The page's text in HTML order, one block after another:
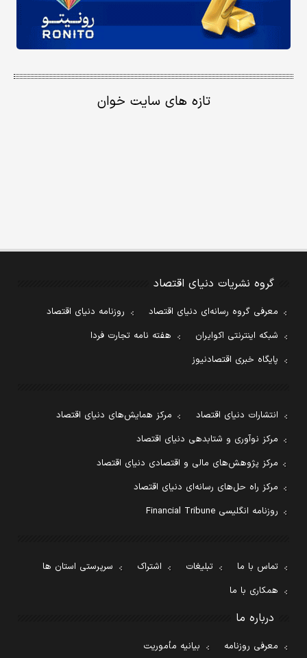
تازه های سایت خوان
گروه نشریات دنیای اقتصاد
معرفی گروه رسانه‌ای دنیای اقتصاد
روزنامه دنیای اقتصاد
شبکه اینترنتی اکوایران
هفته نامه تجارت فردا
پایگاه خبری اقتصادنیوز
انتشارات دنیای اقتصاد
مرکز همایش‌های دنیای اقتصاد
مرکز نوآوری و شتابدهی دنیای اقتصاد
مرکز پژوهش‌های مالی و اقتصادی دنیای اقتصاد
مرکز راه حل‌های رسانه‌ای دنیای اقتصاد
روزنامه انگلیسی Financial Tribune
تماس با ما تبلیغات اشتراک
سرپرستی استان ها
همکاری با ما
درباره ما
معرفی روزنامه بیانیه مأموریت